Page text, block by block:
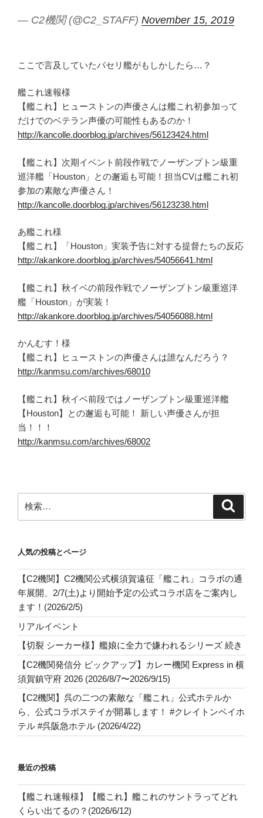
— C2機関 (@C2_STAFF) November 15, 2019
ここで言及していたパセリ艦がもしかしたら…？
艦これ速報様
【艦これ】ヒューストンの声優さんは艦これ初参加って
だけでのベテラン声優の可能性もあるのか！
http://kancolle.doorblog.jp/archives/56123424.html
【艦これ】次期イベント前段作戦でノーザンプトン級重
巡洋艦「Houston」との邂逅も可能！担当CVは艦これ初
参加の素敵な声優さん！
http://kancolle.doorblog.jp/archives/56123238.html
あ艦これ様
【艦これ】「Houston」実装予告に対する提督たちの反応
http://akankore.doorblog.jp/archives/54056641.html
【艦これ】秋イベの前段作戦でノーザンプトン級重巡洋
艦「Houston」が実装！
http://akankore.doorblog.jp/archives/54056088.html
かんむす！様
【艦これ】ヒューストンの声優さんは誰なんだろう？
http://kanmsu.com/archives/68010
【艦これ】秋イベ前段ではノーザンプトン級重巡洋艦
【Houston】との邂逅も可能！ 新しい声優さんが担
当！！！
http://kanmsu.com/archives/68002
索:
人気の投稿とページ
【C2機関】C2機関公式横須賀遠征「艦これ」コラボの通
年展開、2/7(土)より開始予定の公式コラボ店をご案内し
ます！(2026/2/5)
リアルイベント
【切裂 シーカー様】艦娘に全力で嫌われるシリーズ 続き
【C2機関発信分 ピックアップ】カレー機関 Express in 横
須賀鎮守府 2026 (2026/8/7〜2026/9/15)
【C2機関】呉の二つの素敵な「艦これ」公式ホテルか
ら、公式コラボステイが開幕します！ #クレイトンベイホ
テル #呉阪急ホテル (2026/4/22)
最近の投稿
【艦これ速報様】【艦これ】艦これのサントラってどれ
くらい出てるの？(2026/6/12)